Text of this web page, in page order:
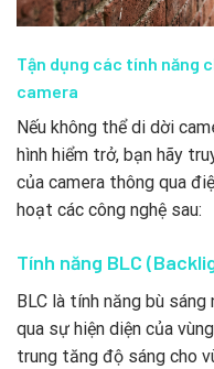
Tận dụng các tính năng
camera
Nếu không thể di dời
hình hiểm trở, bạn hãy
của camera thông qua
hoạt các công nghệ sau:
Tính năng BLC
BLC là tính năng bù
qua sự hiện diện của
trung tăng độ sáng cho